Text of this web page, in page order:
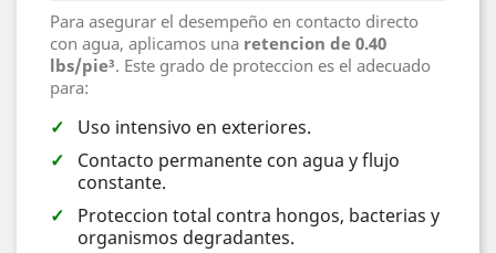
Para asegurar el desempeño en contacto directo
con agua, aplicamos una retencion de 0.40
lbs/pie³. Este grado de proteccion es el adecuado
para:
Uso intensivo en exteriores.
Contacto permanente con agua y flujo
constante.
Proteccion total contra hongos, bacterias y
organismos degradantes.